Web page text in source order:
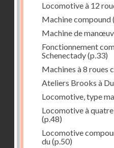
Locomotive à 12
Machine compound
Machine de
Fonctionnement
Schenectady(p.33)
Machines à 8 roues
Ateliers Brooks à
Locomotive, type
Locomotive à
(p.48)
Locomotive
du(p.50)